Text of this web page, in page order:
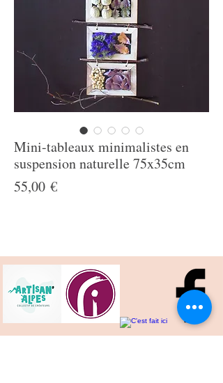
Mini-tableaux minimalistes en
suspension naturelle 75x35cm
55,00 €Prix